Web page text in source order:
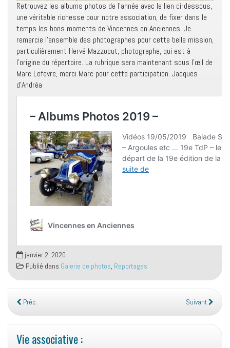
Retrouvez les albums photos de l’année avec le lien ci-dessous,
une véritable richesse pour notre association, de fixer dans le
temps les bons moments de Vincennes en Anciennes. Je
remercie l’ensemble des photographes pour cette belle mission,
particulièrement Hervé Mazzocut, photographe, qui est à
l’origine du répertoire. La rubrique sera maintenant sous l’œil de
Marc Lefevre, merci Marc pour cette participation. Jacques
d’Andréa
janvier 2, 2020
Publié dans Galerie de photos, Reportages
Préc. Suivant
Vie associative :